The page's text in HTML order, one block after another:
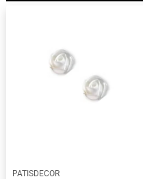
PATISDECOR